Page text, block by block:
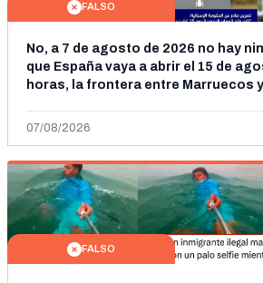
FALSO
No, a 7 de agosto de 2026 no hay
que España vaya a abrir el 15 de
horas, la frontera entre Marruecos
07/08/2026
FALSO